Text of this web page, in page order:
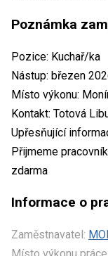
Poznámka
Pozice: Kuchař/ka
Nástup: březen
Místo výkonu:
Kontakt: Totová
Upřesňující
Přijmeme
zdarma
Informace o
Zaměstnavatel: